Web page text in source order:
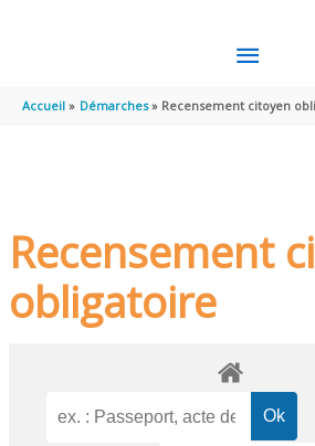
MENU
Accueil Démarches Recensement citoyen
Recensement
obligatoire